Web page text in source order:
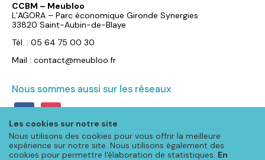
Les cookies sur notre site
Nous utilisons des cookies pour vous offrir la meilleure
expérience sur notre site. Nous utilisons également des
cookies pour permettre l'élaboration de statistiques. En
CCBM – Meubloo
L’AGORA – Parc économique Gironde Synergies
33820 Saint-Aubin-de-Blaye
Tél. : 05 64 75 00 30
Mail : contact@meubloo.fr
Nous sommes aussi sur les réseaux
facebookinstagram